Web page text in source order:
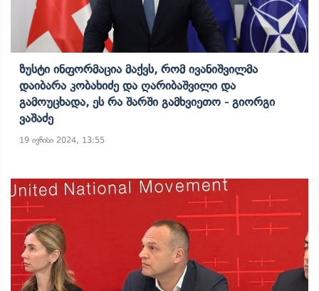
Ზუსტი Ინფორმაცია Მაქვს, Რომ Ივანიშვილმა
Დაიბარა Კობახიძე Და Ღარიბაშვილი Და
Გამოუცხადა, Ეს Რა Შარში Გამხვიეთო - Გიორგი
Ვაშაძე
19 ივნისი 2024, 13:55